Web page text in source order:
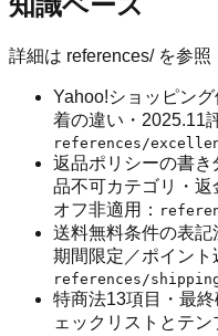
詳細は references/ を参照
Yahoo!ショッピン
着の違い・2025.11
references/
返品ポリシーの書き
品不可カテゴリ・返
オフ非適用：
送料無料条件の表
期間限定／ポイント
references/
特商法13項目・最
ェックリストとテン